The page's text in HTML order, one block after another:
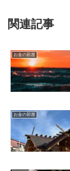
関連記事
お金の部屋
お金の部屋